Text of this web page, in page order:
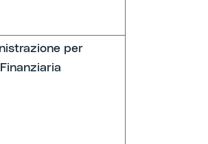
per